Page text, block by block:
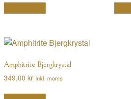
Amphitrite Bjergkrystal
349,00 kr Inkl. moms